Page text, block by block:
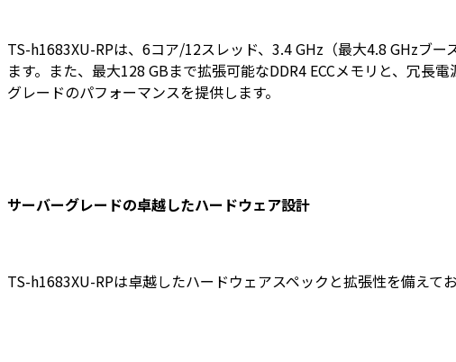
TS-h1683XU-RPは、6コア/12スレッド、3.4 GHz（最大4.8 GHzブ
ます。また、最大128 GBまで拡張可能なDDR4 ECCメモリと、冗
グレードのパフォーマンスを提供します。
サーバーグレードの卓越したハードウェア設計
TS-h1683XU-RPは卓越したハードウェアスペックと拡張性を備えて